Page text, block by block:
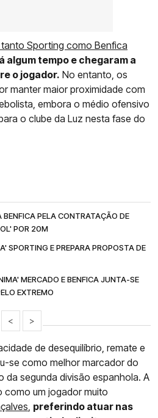
tanto Sporting como Benfica
algum tempo e chegaram a
o jogador. No entanto, os
manter maior proximidade com
embora o médio ofensivo
o clube da Luz nesta fase do
PELA CONTRATAÇÃO DE
POR 20M
SPORTING E PREPARA PROPOSTA DE
MERCADO E BENFICA JUNTA-SE
EXTREMO
< >
de desequilíbrio, remate e
se como melhor marcador do
da segunda divisão espanhola. A
um jogador muito
, preferindo atuar nas